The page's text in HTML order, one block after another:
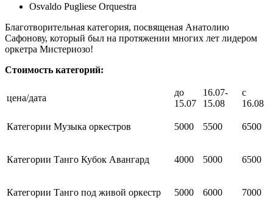
Osvaldo Pugliese Orquestra
Благотворительная категория, посвященая Анатолию
Сафонову, который был на протяжении многих лет лидером
оркетра Мистериозо!
Стоимость категорий:
цена/дата
до
15.07
16.07-
15.08
с
16.08
Категории Музыка оркестров 5000 5500 6500
Категории Танго Кубок Авангард 4000 5000 6500
Категории Танго под живой оркестр 5000 6000 7000